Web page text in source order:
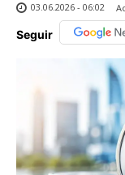
03.06.2026 - 06:02
Seguir